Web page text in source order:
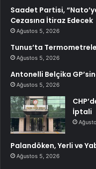
Saadet Partisi,
Cezasına İtiraz Edecek
Ağustos 5, 2026
Tunus’ta
Ağustos 5, 2026
Antonelli Belçika
Ağustos 5, 2026
İptali
Palandöken, Yerli ve
Ağustos 5, 2026